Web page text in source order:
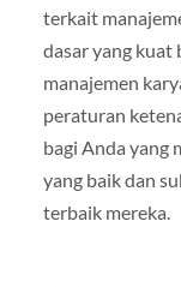
terkait
dasar yang kuat
manajemen
peraturan
bagi Anda yang
yang baik dan
terbaik mereka.